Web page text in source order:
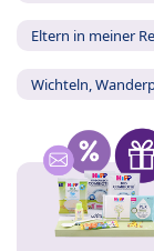
Eltern in meiner
Wichteln,